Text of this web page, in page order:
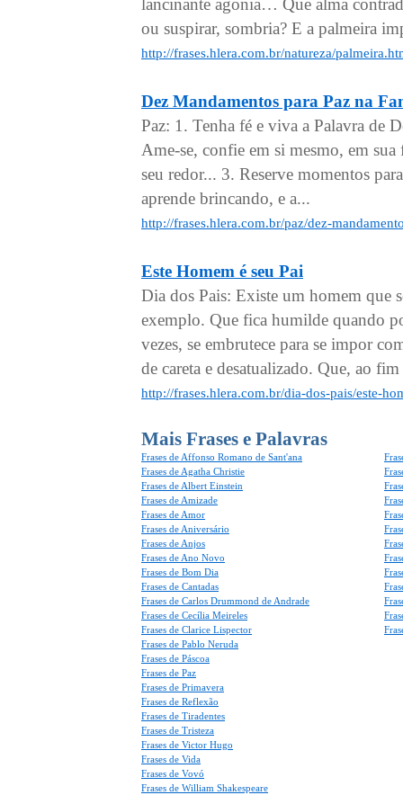
lancinante agonia… Que alma
ou suspirar, sombria? E a palmeira
http://frases.hlera.com.br/natureza/
Dez Mandamentos para Paz na
Paz: 1. Tenha fé e viva a Palavra de
Ame-se, confie em si mesmo, em
seu redor... 3. Reserve momentos
aprende brincando, e a...
http://frases.hlera.com.br/paz/dez-
Este Homem é seu Pai
Dia dos Pais: Existe um homem que
exemplo. Que fica humilde quando
vezes, se embrutece para se impor
de careta e desatualizado. Que, ao
http://frases.hlera.com.br/dia-dos-pais/este-
Mais Frases e Palavras
Frases de Affonso Romano de Sant'ana
Frases de Agatha Christie
Frases de Albert Einstein
Frases de Amizade
Frases de Amor
Frases de Aniversário
Frases de Anjos
Frases de Ano Novo
Frases de Bom Dia
Frases de Cantadas
Frases de Carlos Drummond de Andrade
Frases de Cecília Meireles
Frases de Clarice Lispector
Frases de Pablo Neruda
Frases de Páscoa
Frases de Paz
Frases de Primavera
Frases de Reflexão
Frases de Tiradentes
Frases de Tristeza
Frases de Victor Hugo
Frases de Vida
Frases de Vovó
Frases de William Shakespeare